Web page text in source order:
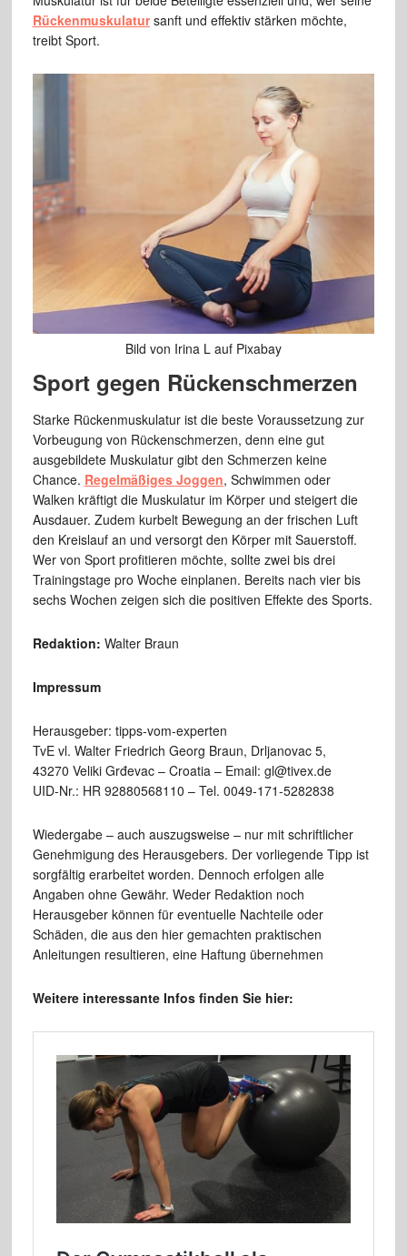
Rückenmuskulatursanft und effektiv stärken möchte,
treibt Sport.
Bild von Irina L auf Pixabay
Sport gegen Rückenschmerzen
Starke Rückenmuskulatur ist die beste Voraussetzung zur
Vorbeugung von Rückenschmerzen, denn eine gut
ausgebildete Muskulatur gibt den Schmerzen keine
Chance. Regelmäßiges Joggen, Schwimmen oder
Walken kräftigt die Muskulatur im Körper und steigert die
Ausdauer. Zudem kurbelt Bewegung an der frischen Luft
den Kreislauf an und versorgt den Körper mit Sauerstoff.
Wer von Sport profitieren möchte, sollte zwei bis drei
Trainingstage pro Woche einplanen. Bereits nach vier bis
sechs Wochen zeigen sich die positiven Effekte des Sports.
Redaktion: Walter Braun
Impressum
Herausgeber: tipps-vom-experten
TvE vl. Walter Friedrich Georg Braun, Drljanovac 5,
43270 Veliki Grđevac – Croatia – Email: gl@tivex.de
UID-Nr.: HR 92880568110 – Tel. 0049-171-5282838
Wiedergabe – auch auszugsweise – nur mit schriftlicher
Genehmigung des Herausgebers. Der vorliegende Tipp ist
sorgfältig erarbeitet worden. Dennoch erfolgen alle
Angaben ohne Gewähr. Weder Redaktion noch
Herausgeber können für eventuelle Nachteile oder
Schäden, die aus den hier gemachten praktischen
Anleitungen resultieren, eine Haftung übernehmen
Weitere interessante Infos finden Sie hier: